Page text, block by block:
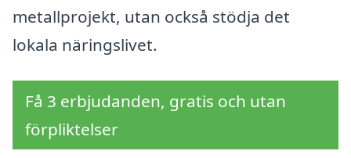
metallprojekt, utan också stödja det
lokala näringslivet.
Få 3 erbjudanden, gratis och utan
förpliktelser